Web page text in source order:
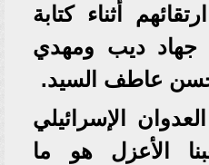
أثناء كتابة
جهاد ديب ومهدي
عاطف السيد.
الإسرائيلي
الأعزل هو ما